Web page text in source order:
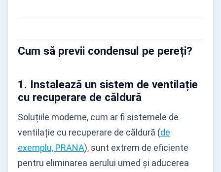
Cum să previi condensul pe pereți?
1. Instalează un sistem de ventilație
cu recuperare de căldură
Soluțiile moderne, cum ar fi sistemele de
ventilație cu recuperare de căldură (de
exemplu, PRANA), sunt extrem de eficiente
pentru eliminarea aerului umed și aducerea